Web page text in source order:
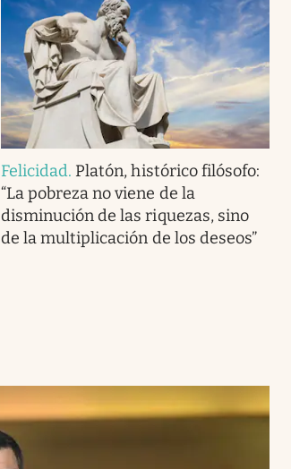
Felicidad. Platón, histórico filósofo:
“La pobreza no viene de la
disminución de las riquezas, sino
de la multiplicación de los deseos”